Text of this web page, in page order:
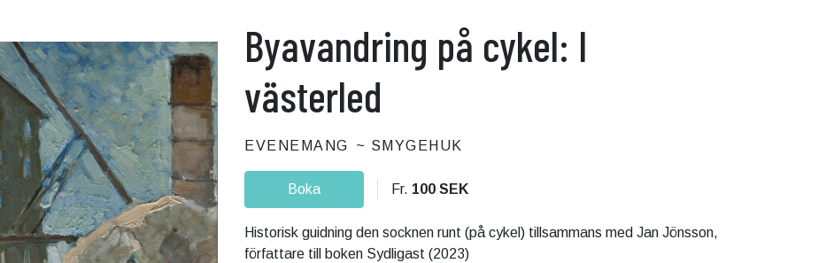
Byavandring på cykel: I
västerled
EVENEMANG SMYGEHUK
Boka Fr. 100 SEK
Historisk guidning den socknen runt (på cykel) tillsammans med Jan Jönsson,
författare till boken Sydligast (2023)